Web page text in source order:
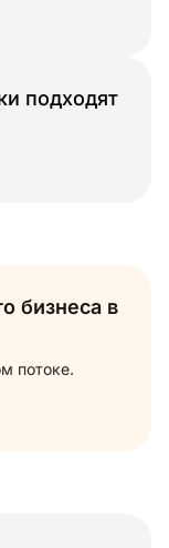
подходят
бизнеса в
потоке.